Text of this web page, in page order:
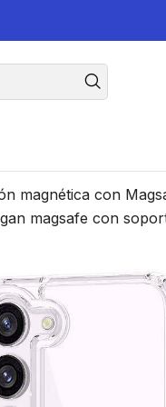
Con
magnética con
magsafe con